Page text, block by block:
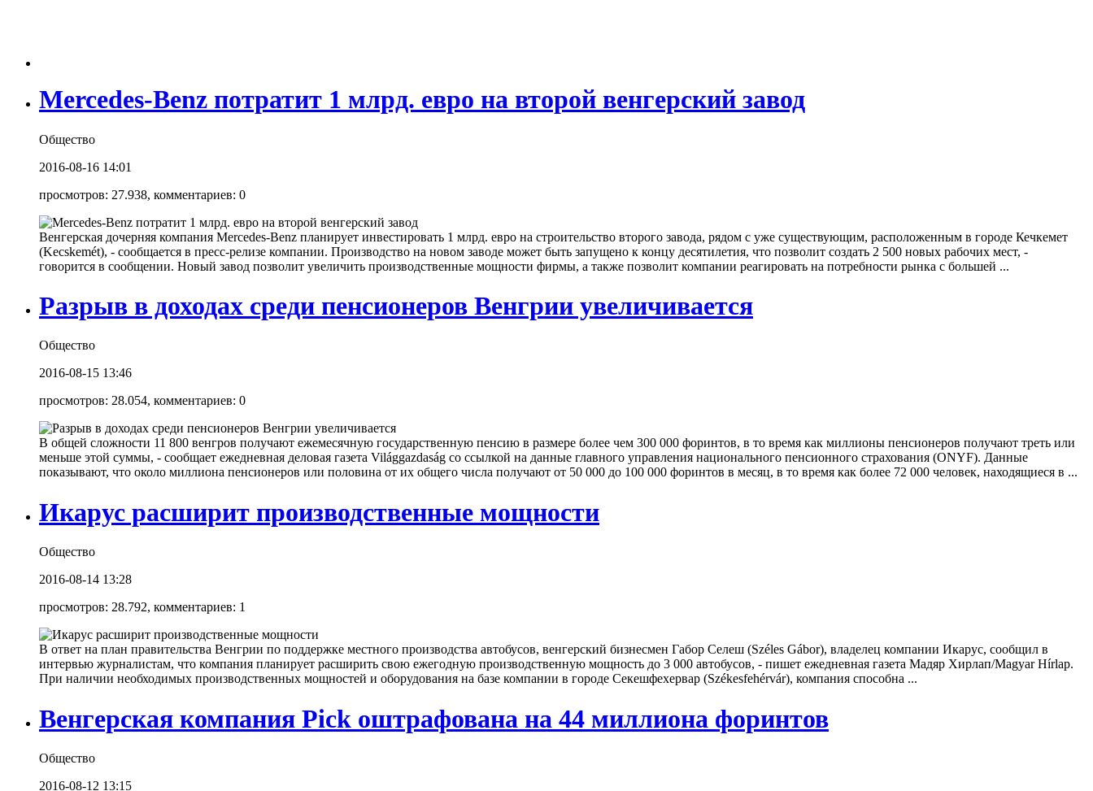
Mercedes-Benz потратит 1 млрд. евро на второй венгерский завод
Общество
2016-08-16 14:01
просмотров: 27.938, комментариев: 0
Венгерская дочерняя компания Mercedes-Benz планирует инвестировать 1 млрд. евро на строительство второго завода, рядом с уже существующим, расположенным в городе Кечкемет
(Kecskemét), - сообщается в пресс-релизе компании. Производство на новом заводе может быть запущено к концу десятилетия, что позволит создать 2 500 новых рабочих мест, -
говорится в сообщении. Новый завод позволит увеличить производственные мощности фирмы, а также позволит компании реагировать на потребности рынка с большей ...
Разрыв в доходах среди пенсионеров Венгрии увеличивается
Общество
2016-08-15 13:46
просмотров: 28.054, комментариев: 0
В общей сложности 11 800 венгров получают ежемесячную государственную пенсию в размере более чем 300 000 форинтов, в то время как миллионы пенсионеров получают треть или
меньше этой суммы, - сообщает ежедневная деловая газета Világgazdaság со ссылкой на данные главного управления национального пенсионного страхования (ONYF). Данные
показывают, что около миллиона пенсионеров или половина от их общего числа получают от 50 000 до 100 000 форинтов в месяц, в то время как более 72 000 человек, находящиеся в ...
Икарус расширит производственные мощности
Общество
2016-08-14 13:28
просмотров: 28.792, комментариев: 1
В ответ на план правительства Венгрии по поддержке местного производства автобусов, венгерский бизнесмен Габор Селеш (Széles Gábor), владелец компании Икарус, сообщил в
интервью журналистам, что компания планирует расширить свою ежегодную производственную мощность до 3 000 автобусов, - пишет ежедневная газета Мадяр Хирлап/Magyar Hírlap.
При наличии необходимых производственных мощностей и оборудования на базе компании в городе Секешфехервар (Székesfehérvár), компания способна ...
Венгерская компания Pick оштрафована на 44 миллиона форинтов
Общество
2016-08-12 13:15